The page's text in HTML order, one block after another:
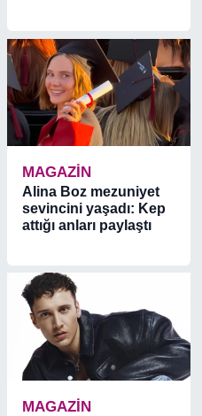
MAGAZİN
Alina Boz mezuniyet
sevincini yaşadı: Kep
attığı anları paylaştı
MAGAZİN